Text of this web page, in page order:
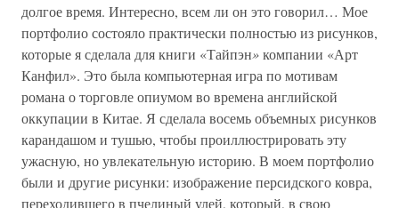
долгое время. Интересно, всем ли он это говорил… Мое
портфолио состояло практически полностью из рисунков,
которые я сделала для книги «Тайпэн»компании «Арт
Канфил». Это была компьютерная игра по мотивам
романа о торговле опиумом во времена английской
оккупации в Китае. Я сделала восемь объемных рисунков
карандашом и тушью, чтобы проиллюстрировать эту
ужасную, но увлекательную историю. В моем портфолио
были и другие рисунки: изображение персидского ковра,
переходившего в пчелиный улей, который, в свою